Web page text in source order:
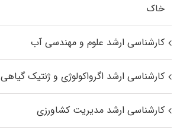
خاک
کارشناسی ارشد علوم و مهندسی آب
کارشناسی ارشد اگرواکولوژی و ژنتیک گیاهی
کارشناسی ارشد مدیریت کشاورزی